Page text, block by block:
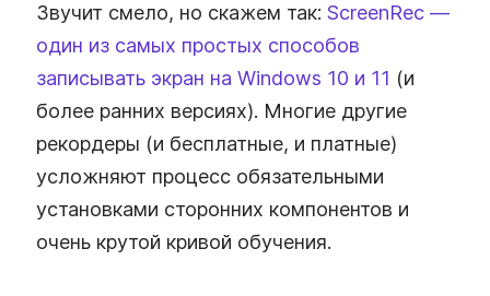
Звучит смело, но скажем так: ScreenRec —
один из самых простых способов
записывать экран на Windows 10 и 11 (и
более ранних версиях). Многие другие
рекордеры (и бесплатные, и платные)
усложняют процесс обязательными
установками сторонних компонентов и
очень крутой кривой обучения.